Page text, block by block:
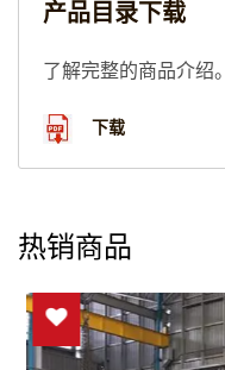
产品目录下载
了解完整的商品介绍。
下载
热销商品